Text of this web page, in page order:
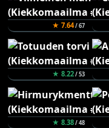
★ 7.64/ 67
★ 8.22/ 53
★ 8.38/ 48